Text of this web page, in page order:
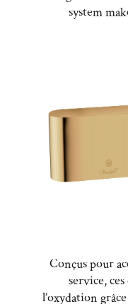
system
Conçus pour
service,
l’oxydation